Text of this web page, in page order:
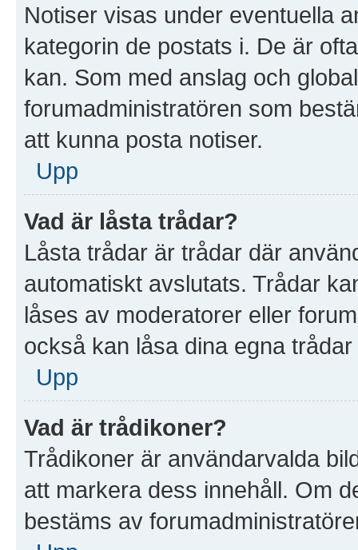
Notiser visas under eventuella
kategorin de postats i. De är
kan. Som med anslag och
forumadministratören som
att kunna posta notiser.
Upp
Vad är låsta trådar?
Låsta trådar är trådar där
automatiskt avslutats. Trådar
låses av moderatorer eller
också kan låsa dina egna
Upp
Vad är trådikoner?
Trådikoner är användarvalda
att markera dess innehåll. Om
bestäms av